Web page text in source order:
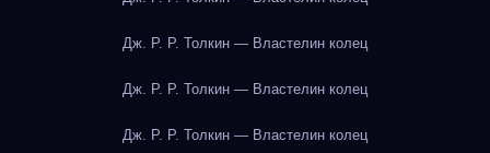
Дж. Р. Р. Толкин — Властелин колец
Дж. Р. Р. Толкин — Властелин колец
Дж. Р. Р. Толкин — Властелин колец